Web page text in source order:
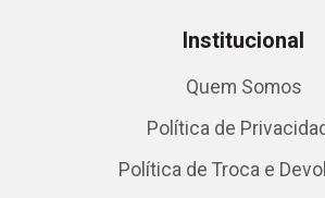
Institucional
Quem Somos
Política de
Política de Troca e